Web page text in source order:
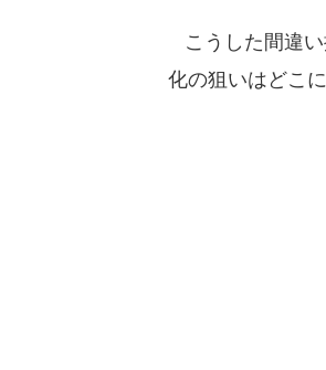
こうした間違
化の狙いはどこ